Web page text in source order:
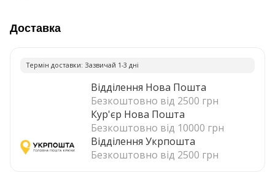
Доставка
Термiн доставки: Зазвичай 1-3 днi
Відділення Нова Пошта
Безкоштовно від 2500 грн
Кур'єр Нова Пошта
Безкоштовно від 10000 грн
Відділення Укрпошта
Безкоштовно від 2500 грн